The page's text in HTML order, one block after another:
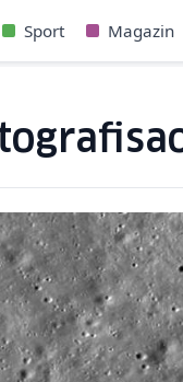
Sport Magazin